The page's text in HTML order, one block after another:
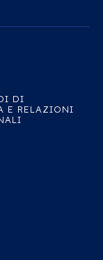
DI
E RELAZIONI